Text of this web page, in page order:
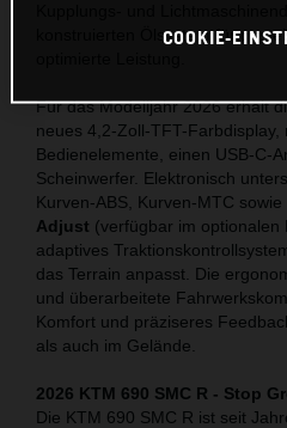
konstruierten Ölsystem für
Für das Modelljahr 2026 erhält
neues 4,2-Zoll-TFT-Farbdisplay,
Bedienelemente, einen USB-C-
Scheinwerfer. Elektronisch
Kurven-ABS, Kurven-MTC sowie
Adjust (verfügbar im optionalen
adaptives
das Terrain anpasst. Die
und überarbeitete
Komfort und präziseres
als auch im Gelände.
2026 KTM 690 SMC R - Stop
Die KTM 690 SMC R ist seit
COOKIE-